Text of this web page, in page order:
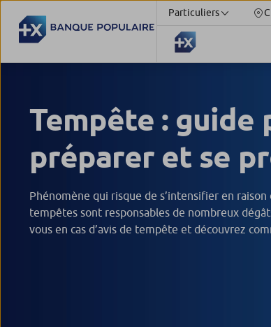
Particuliers
Tempête : guide
préparer et se
Phénomène qui risque de s’intensifier en
tempêtes sont responsables de nombreux
vous en cas d’avis de tempête et découvrez